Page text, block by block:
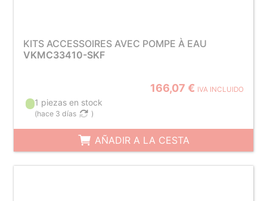
KITS ACCESSOIRES AVEC POMPE À EAU
VKMC33410-SKF
166,07 € IVA INCLUIDO
1 piezas en stock
(hace 3 días )
AÑADIR A LA CESTA